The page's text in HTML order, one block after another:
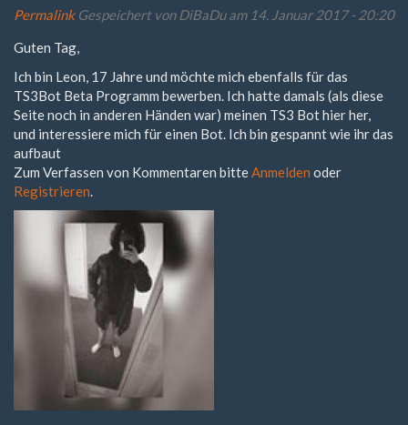
Permalink Gespeichert vonDiBaDuam 14. Januar 2017 - 20:20
Guten Tag,
Ich bin Leon, 17 Jahre und möchte mich ebenfalls für das
TS3Bot Beta Programm bewerben. Ich hatte damals (als diese
Seite noch in anderen Händen war) meinen TS3 Bot hier her,
und interessiere mich für einen Bot. Ich bin gespannt wie ihr das
aufbaut
Zum Verfassen von Kommentaren bitte Anmelden oder
Registrieren